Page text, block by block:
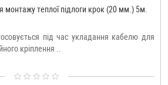
монтажу теплої підлоги крок (20 мм.) 5м.
під час укладання кабелю для
кріплення ..